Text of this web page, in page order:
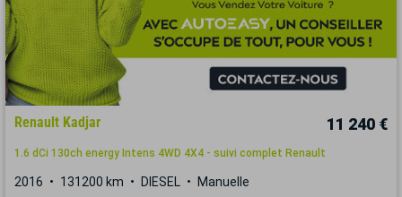
Renault Kadjar 11 240 €
1.6 dCi 130ch energy Intens 4WD 4X4 - suivi complet Renault
2016 131200 km DIESEL Manuelle